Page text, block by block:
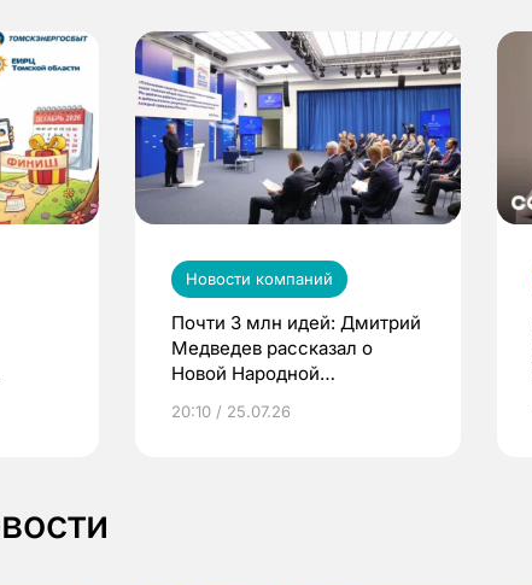
Новости компаний
Почти 3 млн идей: Дмитрий
Медведев рассказал о
Новой Народной
20:10 / 25.07.26